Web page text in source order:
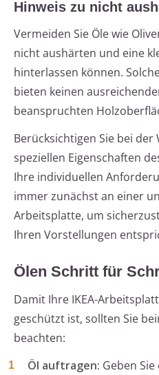
Hinweis zu nicht
Vermeiden Sie Öle wie
nicht aushärten und eine
hinterlassen können.
bieten keinen
beanspruchten
Berücksichtigen Sie bei der
speziellen Eigenschaften
Ihre individuellen
immer zunächst an einer
Arbeitsplatte, um
Ihren Vorstellungen
Ölen Schritt für
Damit Ihre IKEA-
geschützt ist, sollten Sie
beachten:
Öl auftragen: Geben